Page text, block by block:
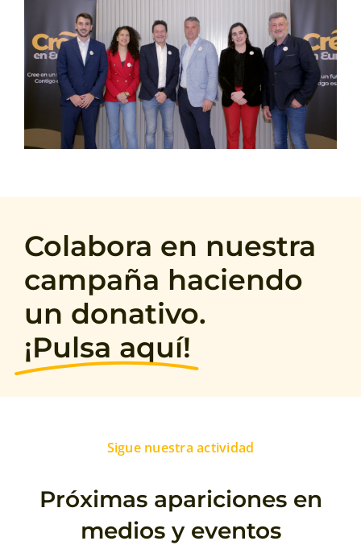
Colabora en nuestra
campaña haciendo
un donativo.
¡Pulsa aquí!
Sigue nuestra actividad
Próximas apariciones en
medios y eventos